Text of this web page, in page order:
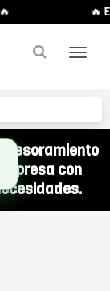
🔥
con